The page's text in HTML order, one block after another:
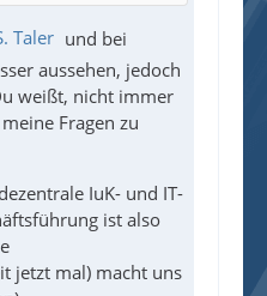
Taler und bei
aussehen, jedoch
weißt, nicht immer
Fragen zu
IuK- und IT-
ist also
jetzt mal) macht uns